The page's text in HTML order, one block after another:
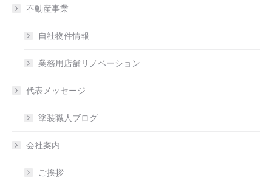
不動産事業
自社物件情報
業務用店舗リノベーション
代表メッセージ
塗装職人ブログ
会社案内
ご挨拶